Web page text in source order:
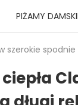
PIŻAMY
szerokie